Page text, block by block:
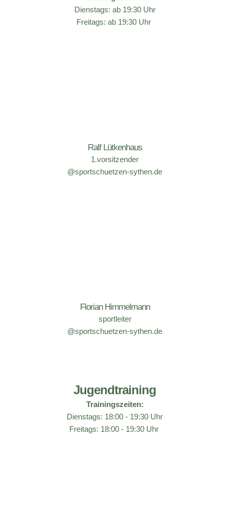
LG Ligamannschaft
Bezirksliga
Link zu den Ergebnissen
Dienstags: ab 19:30 Uhr
Freitags: ab 19:30 Uhr
Ralf Lütkenhaus
1.vorsitzender
@sportschuetzen-sythen.de
Florian Himmelmann
sportleiter
@sportschuetzen-sythen.de
Jugendtraining
Trainingszeiten:
Dienstags: 18:00 - 19:30 Uhr
Freitags: 18:00 - 19:30 Uhr